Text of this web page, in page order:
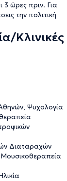
3 ώρες πριν. Για
την πολιτική
Κλινικές
Ψυχολογία
Διαταραχών